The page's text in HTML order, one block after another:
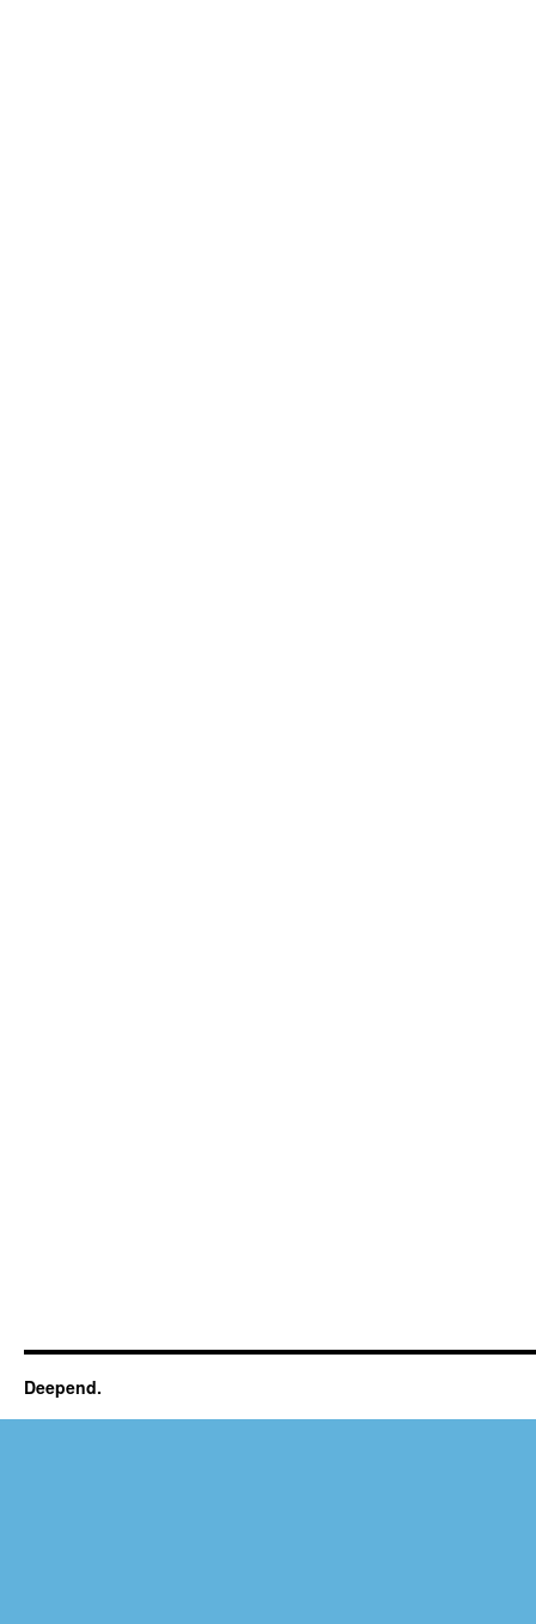
Deepend.